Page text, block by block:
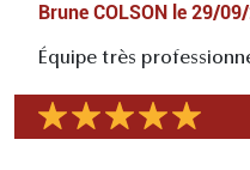
Brune COLSON le 29/
Équipe très